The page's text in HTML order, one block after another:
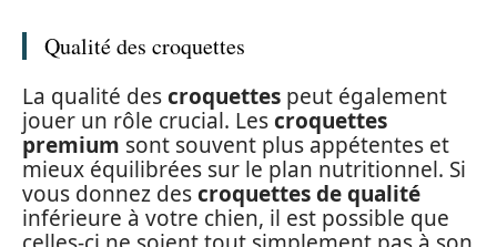
Qualité des croquettes
La qualité descroquettes peut également
jouer un rôle crucial. Lescroquettes
premium sont souvent plus appétentes et
mieux équilibrées sur le plan nutritionnel. Si
vous donnez descroquettes de qualité
inférieure à votre chien, il est possible que